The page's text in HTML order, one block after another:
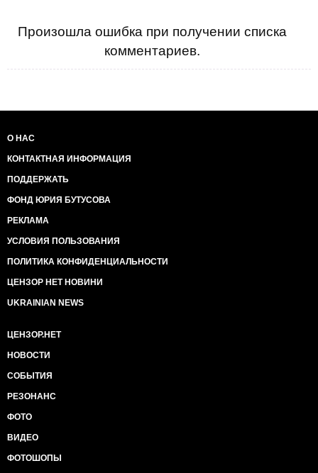
Произошла ошибка при получении списка
комментариев.
О НАС
КОНТАКТНАЯ ИНФОРМАЦИЯ
ПОДДЕРЖАТЬ
ФОНД ЮРИЯ БУТУСОВА
РЕКЛАМА
УСЛОВИЯ ПОЛЬЗОВАНИЯ
ПОЛИТИКА КОНФИДЕНЦИАЛЬНОСТИ
ЦЕНЗОР НЕТ НОВИНИ
UKRAINIAN NEWS
ЦЕНЗОР.НЕТ
НОВОСТИ
СОБЫТИЯ
РЕЗОНАНС
ФОТО
ВИДЕО
ФОТОШОПЫ